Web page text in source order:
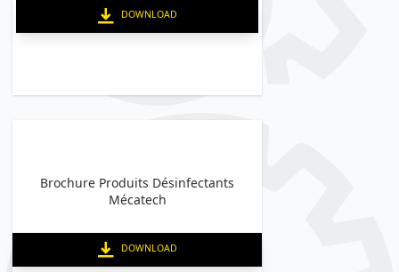
DOWNLOAD
Brochure Produits Désinfectants
Mécatech
DOWNLOAD